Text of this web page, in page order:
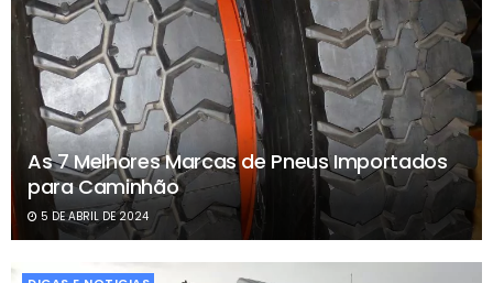
As 7 Melhores Marcas de Pneus Importados
para Caminhão
5 DE ABRIL DE 2024